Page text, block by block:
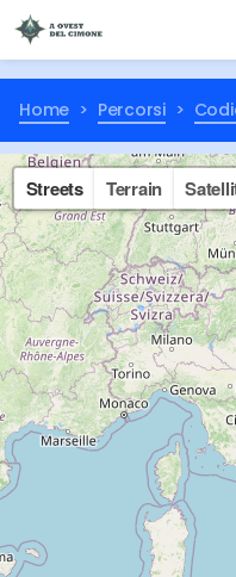
Home Percorsi
Streets Terrain